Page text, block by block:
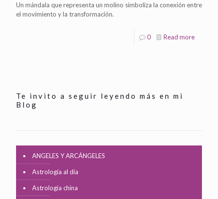
Un mándala que representa un molino simboliza la conexión entre
el movimiento y la transformación.
0 Read more
Te invito a seguir leyendo más en mi
Blog
ANGELES Y ARCÁNGELES
Astrología al día
Astrologia china